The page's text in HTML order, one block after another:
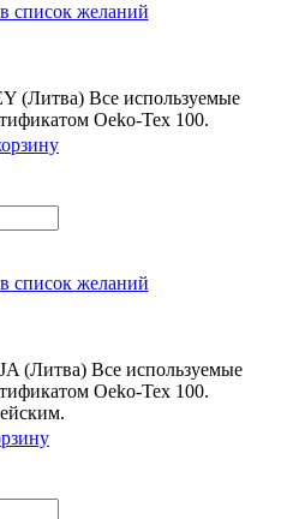
список желаний
(Литва) Все используемые
Oeko-Tex 100.
список желаний
(Литва) Все используемые
Oeko-Tex 100.